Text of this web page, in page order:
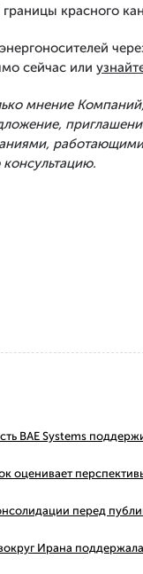
красного
сейчас или
мнение
BAE Systems
оценивает
перед
Ирана